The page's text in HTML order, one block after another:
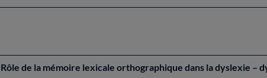
Rôle de la mémoire lexicale orthographique dans la dyslexie –